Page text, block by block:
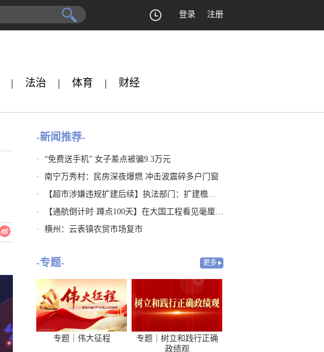
登录 注册
| 法治 | 体育 | 财经
-新闻推荐-
·
“免费送手机” 女子差点被骗9.3万元
·
南宁万秀村：民房深夜爆燃 冲击波震碎多户门窗
·
【超市涉嫌违规扩建后续】执法部门：扩建檐廊涉嫌违建 是否占地有待认定
·
【通航倒计时·蹲点100天】在大国工程看见毫厘之“精”
·
横州：云表镇农贸市场复市
-专题- 更多
专题｜伟大征程
专题｜树立和践行正确
政绩观